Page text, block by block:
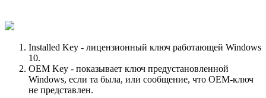
Installed Key - лицензионный ключ работающей Windows
10.
OEM Key - показывает ключ предустановленной
Windows, если та была, или сообщение, что OEM-ключ
не представлен.